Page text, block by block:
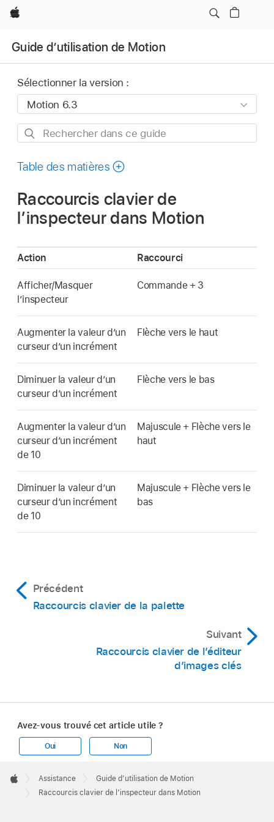
Apple
Guide d’utilisation de Motion
Sélectionner la version :
Rechercher
ce
Table des matières
Raccourcis clavier de
l’inspecteur dans Motion
Action Raccourci
Afficher/Masquer
l’inspecteur
Commande + 3
Augmenter la valeur d’un
curseur d’un incrément
Flèche vers le haut
Diminuer la valeur d’un
curseur d’un incrément
Flèche vers le bas
Augmenter la valeur d’un
curseur d’un incrément
de 10
Majuscule + Flèche vers le
haut
Diminuer la valeur d’un
curseur d’un incrément
de 10
Majuscule + Flèche vers le
bas
Précédent
Raccourcis clavier de la palette
Suivant
Raccourcis clavier de l’éditeur
d’images clés
Avez-vous trouvé cet article utile ?
Oui Non
Footer

Apple
Assistance
Guide d’utilisation de Motion
Raccourcis clavier de l’inspecteur dans Motion